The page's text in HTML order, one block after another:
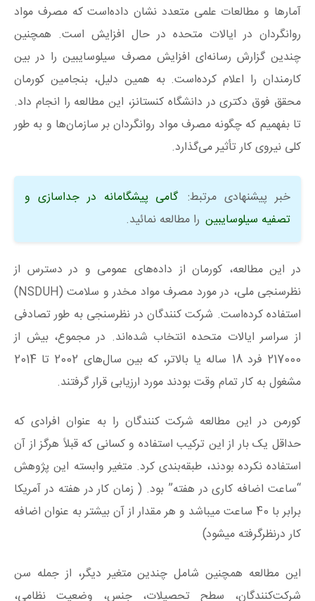
آمارها و مطالعات علمی متعدد نشان داده‌است که مصرف مواد
روانگردان در ایالات متحده در حال افزایش است. همچنین
چندین گزارش رسانه‌ای افزایش مصرف سیلوسایبین را در بین
کارمندان را اعلام کرده‌است. به همین دلیل، بنجامین کورمان
محقق فوق دکتری در دانشگاه کنستانز، این مطالعه را انجام داد.
تا بفهمیم که چگونه مصرف مواد روانگردان بر سازمان‌ها و به طور
کلی نیروی کار تأثیر می‌گذارد.
خبر پیشنهادی مرتبط: گامی پیشگامانه در جداسازی و
تصفیه سیلوسایبین را مطالعه نمائید.
در این مطالعه، کورمان از داده‌های عمومی و در دسترس از
نظرسنجی ملی، در مورد مصرف مواد مخدر و سلامت (NSDUH)
استفاده کرده‌است. شرکت کنندگان در نظرسنجی به طور تصادفی
از سراسر ایالات متحده انتخاب شده‌اند. در مجموع، بیش از
217000 فرد 18 ساله یا بالاتر، که بین سال‌های 2002 تا 2014
مشغول به کار تمام وقت بودند مورد ارزیابی قرار گرفتند.
کورمن در این مطالعه شرکت کنندگان را به عنوان افرادی که
حداقل یک بار از این ترکیب استفاده و کسانی که قبلاً هرگز از آن
استفاده نکرده بودند، طبقه‌بندی کرد. متغیر وابسته این پژوهش
“ساعت اضافه کاری در هفته” بود. ( زمان کار در هفته در آمریکا
برابر با 40 ساعت میباشد و هر مقدار از آن بیشتر به عنوان اضافه
کار درنظرگرفته میشود)
این مطالعه همچنین شامل چندین متغیر دیگر، از جمله سن
شرکت‌کنندگان، سطح تحصیلات، جنس، وضعیت نظامی،